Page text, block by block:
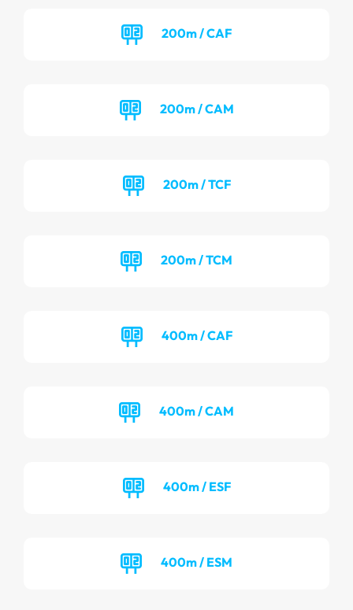
200m / CAF
200m / CAM
200m / TCF
200m / TCM
400m / CAF
400m / CAM
400m / ESF
400m / ESM